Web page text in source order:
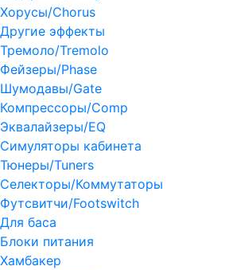
Хорусы/Chorus
Другие эффекты
Тремоло/Tremolo
Фейзеры/Phase
Шумодавы/Gate
Компрессоры/Comp
Эквалайзеры/EQ
Симуляторы кабинета
Тюнеры/Tuners
Селекторы/Коммутаторы
Футсвитчи/Footswitch
Для баса
Блоки питания
Хамбакер